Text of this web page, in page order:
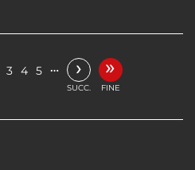
3 4 5 … ›
SUCC.
»
FINE